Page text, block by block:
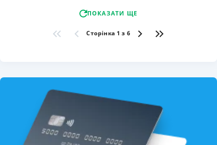
ПОКАЗАТИ ЩЕ
Сторінка 1 з 6